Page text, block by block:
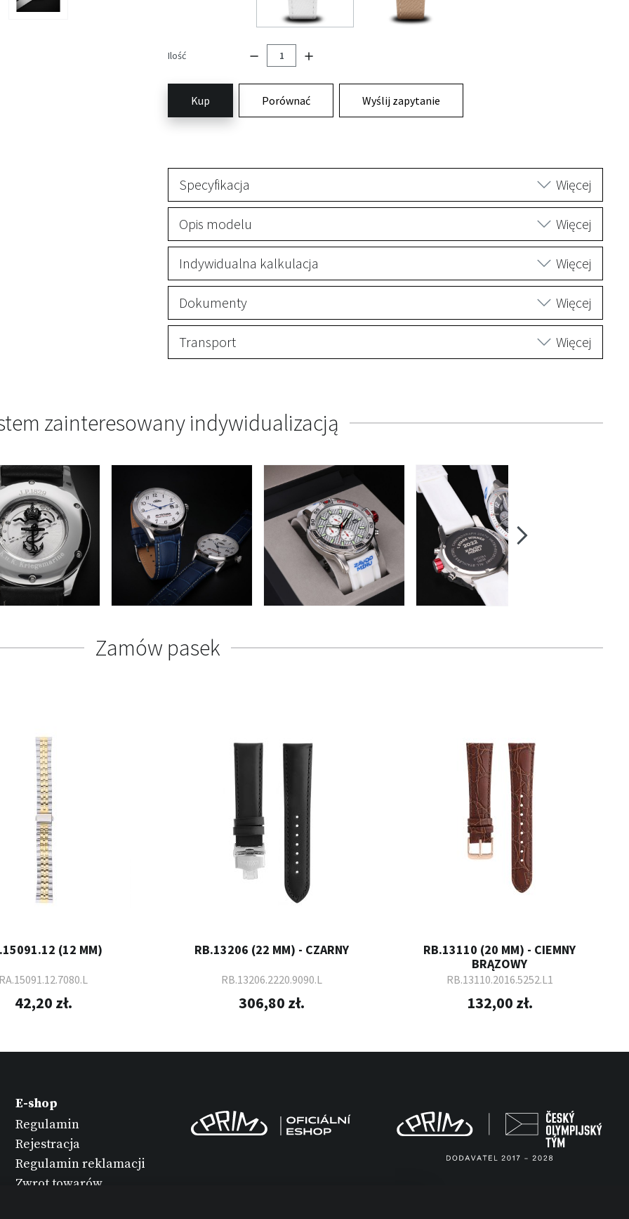
Ilość
Kup Porównać Wyślij zapytanie
Specyfikacja Więcej
Opis modelu Więcej
Indywidualna kalkulacja Więcej
Dokumenty Więcej
Transport Więcej
zainteresowany indywidualizacją
Zamów pasek
(12 MM)
42,20 zł.
RB.13206 (22 MM) - CZARNY
RB.13206.2220.9090.L
306,80 zł.
RB.13110 (20 MM) - CIEMNY
BRĄZOWY
RB.13110.2016.5252.L1
132,00 zł.
E-shop
Regulamin
Rejestracja
Regulamin reklamacji
Zwrot towarów